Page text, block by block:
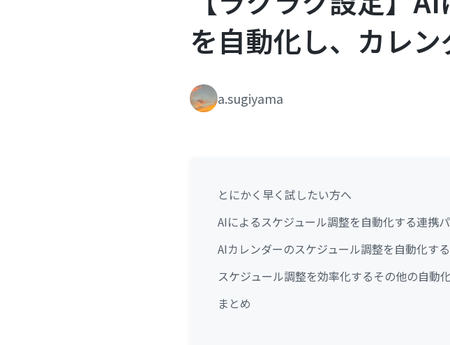
を自動化し、カレ
a.sugiyama
とにかく早く試したい方へ
AIによるスケジュール調整を自動化する連携
AIカレンダーのスケジュール調整を自動化す
スケジュール調整を効率化するその他の自動
まとめ